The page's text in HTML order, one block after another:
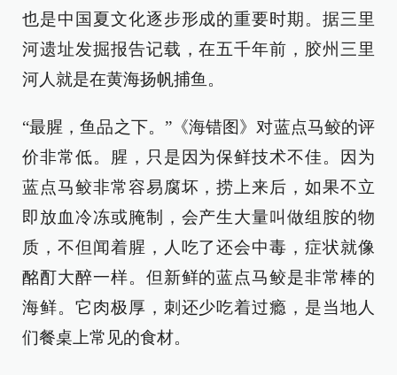
也是中国夏文化逐步形成的重要时期。据三里
河遗址发掘报告记载，在五千年前，胶州三里
河人就是在黄海扬帆捕鱼。
“最腥，鱼品之下。”《海错图》对蓝点马鲛的评
价非常低。腥，只是因为保鲜技术不佳。因为
蓝点马鲛非常容易腐坏，捞上来后，如果不立
即放血冷冻或腌制，会产生大量叫做组胺的物
质，不但闻着腥，人吃了还会中毒，症状就像
酩酊大醉一样。但新鲜的蓝点马鲛是非常棒的
海鲜。它肉极厚，刺还少吃着过瘾，是当地人
们餐桌上常见的食材。